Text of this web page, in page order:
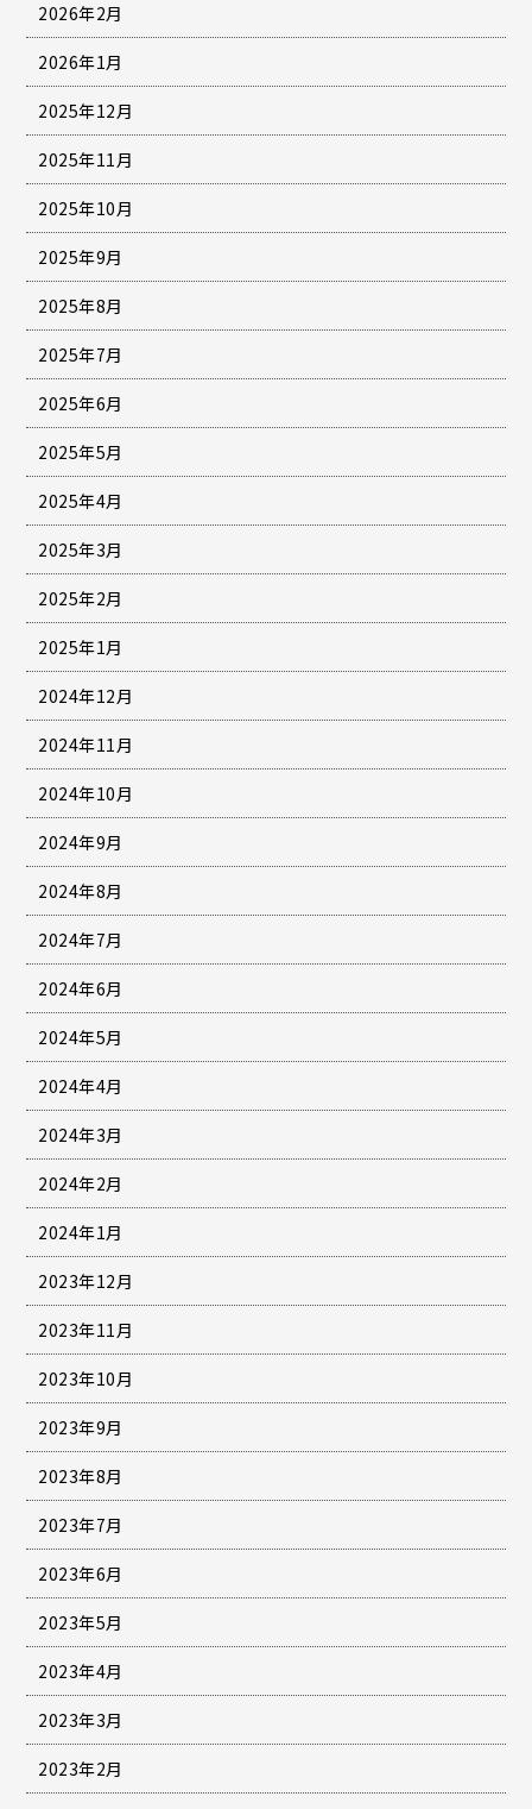
2026年2月
2026年1月
2025年12月
2025年11月
2025年10月
2025年9月
2025年8月
2025年7月
2025年6月
2025年5月
2025年4月
2025年3月
2025年2月
2025年1月
2024年12月
2024年11月
2024年10月
2024年9月
2024年8月
2024年7月
2024年6月
2024年5月
2024年4月
2024年3月
2024年2月
2024年1月
2023年12月
2023年11月
2023年10月
2023年9月
2023年8月
2023年7月
2023年6月
2023年5月
2023年4月
2023年3月
2023年2月